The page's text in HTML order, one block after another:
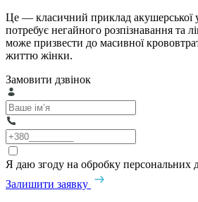
Це — класичний приклад акушерської
потребує негайного розпізнавання та
може призвести до масивної
життю жінки.
Замовити дзвінок
Я даю згоду на обробку персональних
Залишити заявку